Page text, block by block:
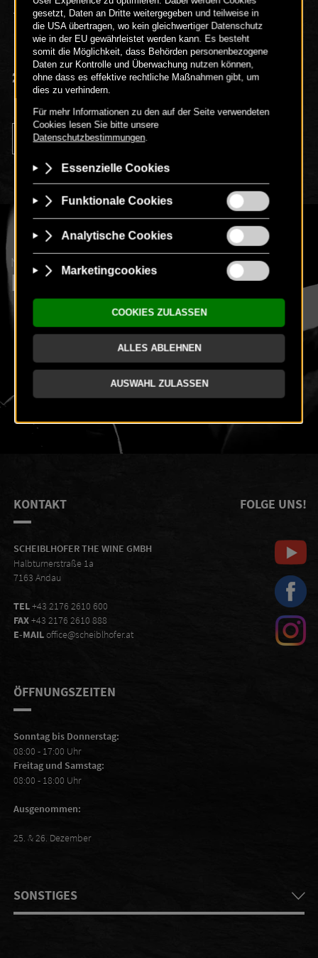
Datenblatt anzeigen
€ 1390
+
NEUIGKEITEN & TOLLE VORTEILE
NEWSLETTER
KONTAKT
SCHEIBLHOFER THE WINE GMBH
Halbturnerstraße 1a
7163 Andau
TEL+43 2176 2610 600
FAX+43 2176 2610 888
E-MAILoffice@scheiblhofer.at
FOLGE UNS!
ÖFFNUNGSZEITEN
Sonntag bis Donnerstag:
08:00 - 17:00 Uhr
Freitag und Samstag:
08:00 - 18:00 Uhr
Ausgenommen:
25. & 26. Dezember
SONSTIGES